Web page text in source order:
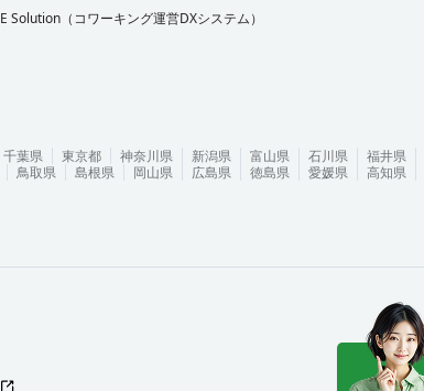
E Solution（コワーキング運営DXシステム）
千葉県 東京都 神奈川県 新潟県 富山県 石川県 福井県
鳥取県 島根県 岡山県 広島県 徳島県 愛媛県 高知県